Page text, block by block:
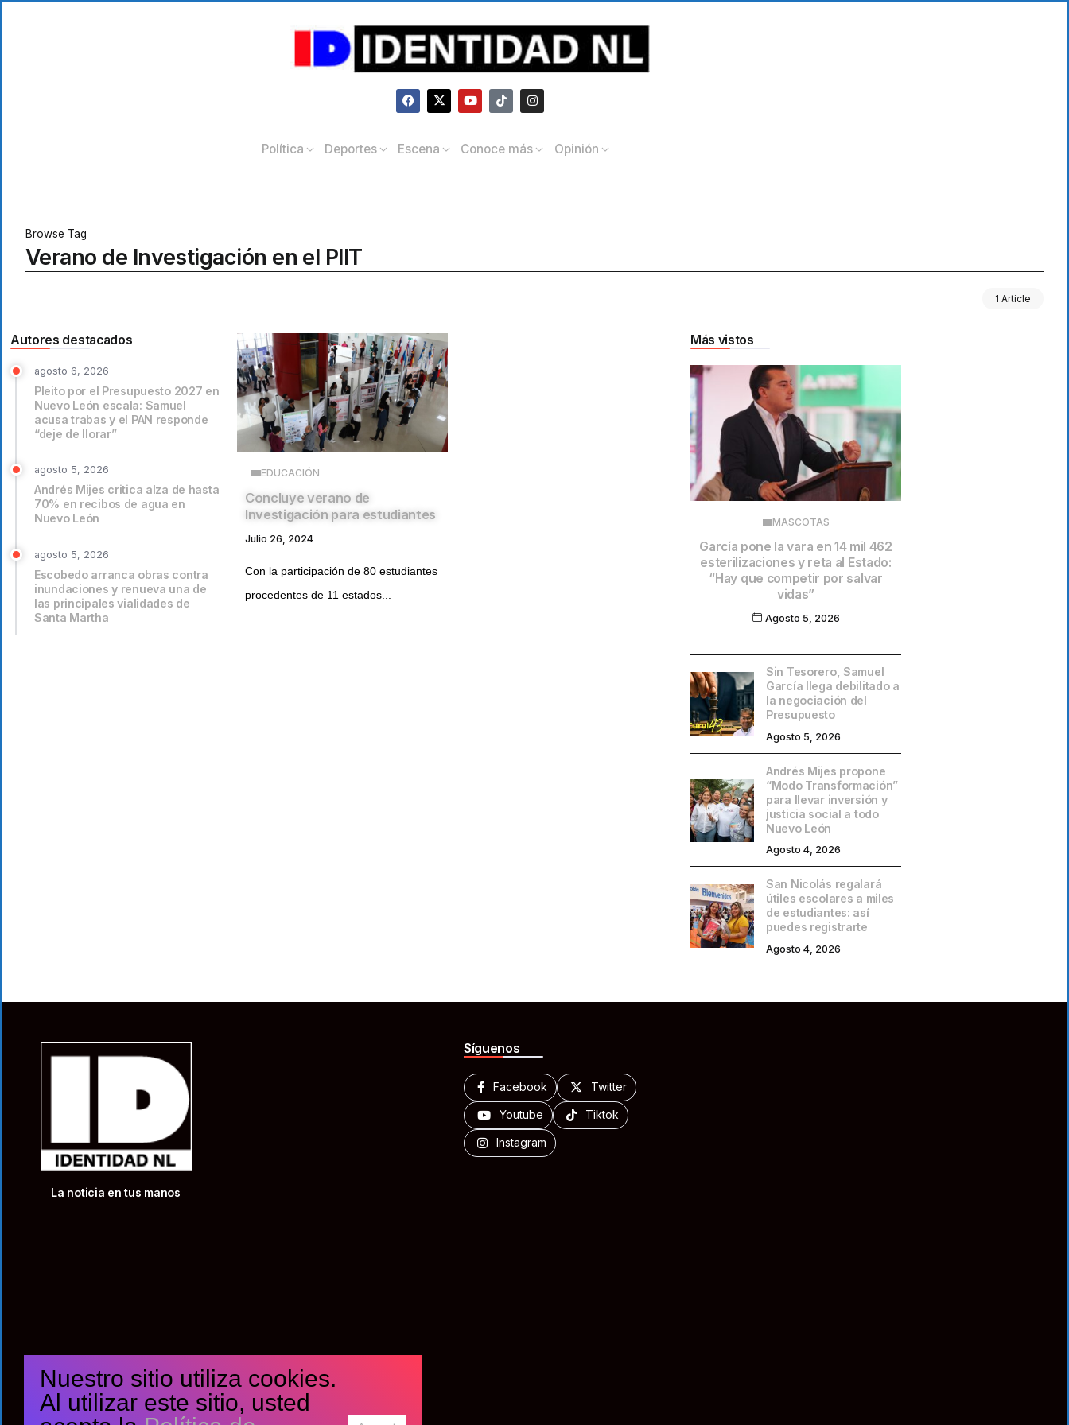
Política Deportes Escena Conoce más Opinión
Browse Tag
Verano de Investigación en el PIIT
1 Article
Autores destacados
agosto 6, 2026
Pleito por el Presupuesto 2027 en
Nuevo León escala: Samuel
acusa trabas y el PAN responde
“deje de llorar”
agosto 5, 2026
Andrés Mijes critica alza de hasta
70% en recibos de agua en
Nuevo León
agosto 5, 2026
Escobedo arranca obras contra
inundaciones y renueva una de
las principales vialidades de
Santa Martha
EDUCACIÓN
Concluye verano de
Investigación para estudiantes
Julio 26, 2024
Con la participación de 80 estudiantes
procedentes de 11 estados...
Más vistos
MASCOTAS
García pone la vara en 14 mil 462
esterilizaciones y reta al Estado:
“Hay que competir por salvar
vidas”
Agosto 5, 2026
Sin Tesorero, Samuel
García llega debilitado a
la negociación del
Presupuesto
Agosto 5, 2026
Andrés Mijes propone
“Modo Transformación”
para llevar inversión y
justicia social a todo
Nuevo León
Agosto 4, 2026
San Nicolás regalará
útiles escolares a miles
de estudiantes: así
puedes registrarte
Agosto 4, 2026
La noticia en tus manos
Síguenos
Facebook Twitter
Youtube Tiktok
Instagram
Nuestro sitio utiliza cookies.
Al utilizar este sitio, usted